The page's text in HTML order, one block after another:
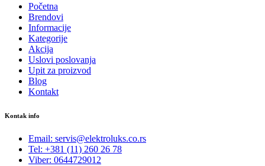
Početna
Brendovi
Informacije
Kategorije
Akcija
Uslovi poslovanja
Upit za proizvod
Blog
Kontakt
Kontak info
Email: servis@elektroluks.co.rs
Tel: +381 (11) 260 26 78
Viber: 0644729012